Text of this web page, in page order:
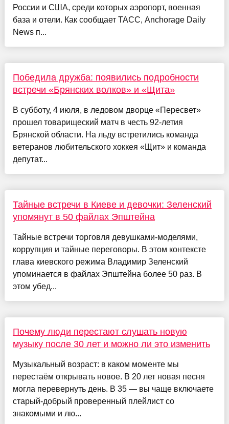
России и США, среди которых аэропорт, военная
база и отели. Как сообщает ТАСС, Anchorage Daily
News п...
Победила дружба: появились подробности
встречи «Брянских волков» и «Щита»
В субботу, 4 июля, в ледовом дворце «Пересвет»
прошел товарищеский матч в честь 92-летия
Брянской области. На льду встретились команда
ветеранов любительского хоккея «Щит» и команда
депутат...
Тайные встречи в Киеве и девочки: Зеленский
упомянут в 50 файлах Эпштейна
Тайные встречи торговля девушками-моделями,
коррупция и тайные переговоры. В этом контексте
глава киевского режима Владимир Зеленский
упоминается в файлах Эпштейна более 50 раз. В
этом убед...
Почему люди перестают слушать новую
музыку после 30 лет и можно ли это изменить
Музыкальный возраст: в каком моменте мы
перестаём открывать новое. В 20 лет новая песня
могла перевернуть день. В 35 — вы чаще включаете
старый-добрый проверенный плейлист со
знакомыми и лю...